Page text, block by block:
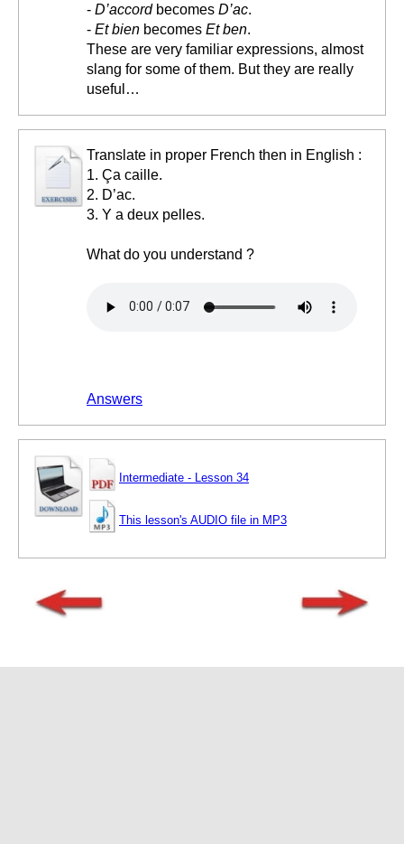
- D’accordbecomes D’ac.
- Et bien becomes Et ben.
These are very familiar expressions, almost
slang for some of them. But they are really
useful…
Translate in proper French then in English :
1. Ça caille.
2. D’ac.
3. Y a deux pelles.
What do you understand ?
Answers
Intermediate - Lesson 34
This lesson's AUDIO file in MP3